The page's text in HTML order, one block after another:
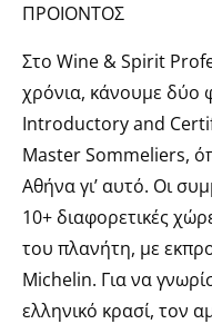
ΠΡΟIΟΝΤΟΣ
Στο Wine & Spirit
χρόνια, κάνουμε δύο
Introductory and
Master Sommeliers,
Αθήνα γι’ αυτό. Οι
10+ διαφορετικές
του πλανήτη, με
Michelin. Για να
ελληνικό κρασί, τον